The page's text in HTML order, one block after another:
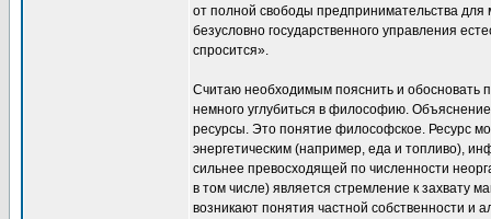
от полной свободы предпринимательства для
безусловно государственного управления
спросится».
Считаю необходимым пояснить и обосновать
немного углубиться в философию.
ресурсы. Это понятие философское. Ресурс
энергетическим (например, еда и топливо),
сильнее превосходящей по численности
в том числе) является стремление к захвату
возникают понятия частной собственности и